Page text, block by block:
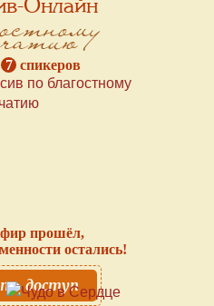
Онлайн
7 спикеров
прошёл,
остались!
доступ